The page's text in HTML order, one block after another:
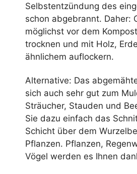
Selbstentzündung des
schon abgebrannt. Daher:
möglichst vor dem
trocknen und mit Holz,
ähnlichem auflockern.
Alternative: Das
sich auch sehr gut zum
Sträucher, Stauden und
Sie dazu einfach das
Schicht über dem
Pflanzen. Pflanzen,
Vögel werden es Ihnen